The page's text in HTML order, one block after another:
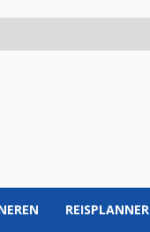
REISPLANNER